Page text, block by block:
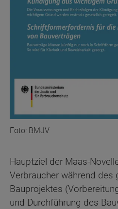
Foto: BMJV
Hauptziel der Maas-
Verbraucher während des
Bauprojektes
und Durchführung des